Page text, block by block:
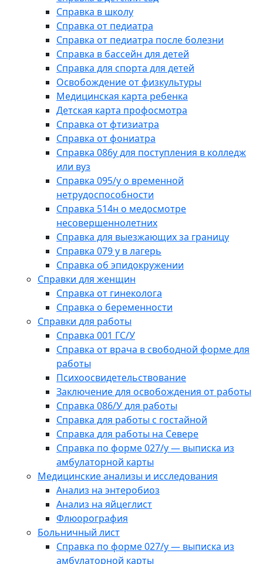
Справка в школу
Справка от педиатра
Справка от педиатра после болезни
Справка в бассейн для детей
Справка для спорта для детей
Освобождение от физкультуры
Медицинская карта ребенка
Детская карта профосмотра
Справка от фтизиатра
Справка от фониатра
Справка 086у для поступления в колледж
или вуз
Справка 095/у о временной
нетрудоспособности
Справка 514н о медосмотре
несовершеннолетних
Справка для выезжающих за границу
Справка 079 у в лагерь
Справка об эпидокружении
Справки для женщин
Справка от гинеколога
Справка о беременности
Справки для работы
Справка 001 ГС/У
Справка от врача в свободной форме для
работы
Психоосвидетельствование
Заключение для освобождения от работы
Справка 086/У для работы
Справка для работы с гостайной
Справка для работы на Севере
Справка по форме 027/у — выписка из
амбулаторной карты
Медицинские анализы и исследования
Анализ на энтеробиоз
Анализ на яйцеглист
Флюорография
Больничный лист
Справка по форме 027/у — выписка из
амбулаторной карты